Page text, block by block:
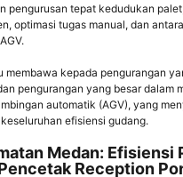
pengurusan tepat kedudukan
optimasi tugas manual, dan
membawa kepada pengurangan
pengurangan yang besar dalam
automatik (AGV), yang
efisiensi gudang.
Medan: Efisiensi
Reception